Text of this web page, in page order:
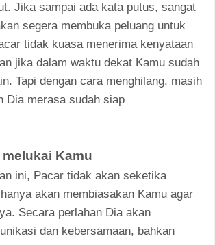
Jika sampai ada kata putus, sangat
segera membuka peluang untuk
tidak kuasa menerima kenyataan
jika dalam waktu dekat Kamu sudah
Tapi dengan cara menghilang, masih
Dia merasa sudah siap
Kamu
ini, Pacar tidak akan seketika
akan membiasakan Kamu agar
Secara perlahan Dia akan
dan kebersamaan, bahkan